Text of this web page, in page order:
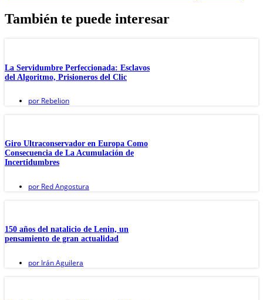
También te puede interesar
La Servidumbre Perfeccionada: Esclavos
del Algoritmo, Prisioneros del Clic
por Rebelion
Giro Ultraconservador en Europa Como
Consecuencia de La Acumulación de
Incertidumbres
por Red Angostura
150 años del natalicio de Lenin, un
pensamiento de gran actualidad
por Irán Aguilera